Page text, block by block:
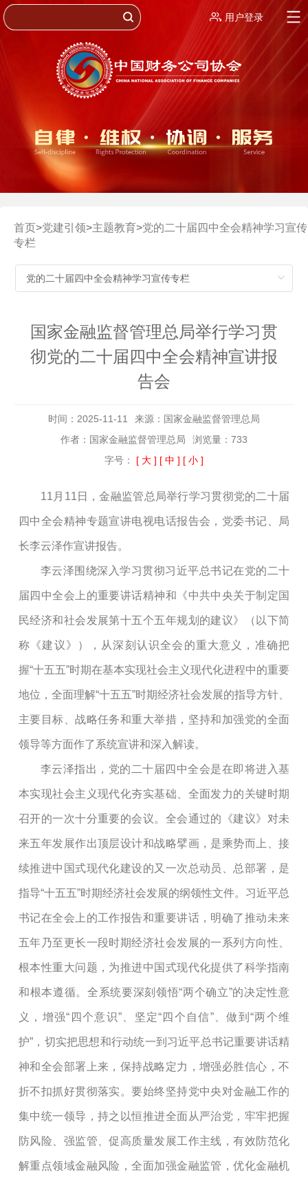
用户登录
首页>党建引领>主题教育>党的二十届四中全会精神学习宣传
专栏
国家金融监督管理总局举行学习贯
彻党的二十届四中全会精神宣讲报
告会
时间：2025-11-11
来源：国家金融监督管理总局
作者：国家金融监督管理总局
浏览量：733
字号： [ 大 ] [ 中 ] [ 小 ]
11月11日 ，金融监管总局举行学习贯彻党的二十届
四中全会精神专题宣讲电视电话报告会，党委书记、局
长李云泽作宣讲报告。
李云泽围绕深入学习贯彻习近平总书记在党的二十
届四中全会上的重要讲话精神和《中共中央关于制定国
民经济和社会发展第十五个五年规划的建议》（以下简
称《建议》），从深刻认识全会的重大意义，准确把
握“十五五”时期在基本实现社会主义现代化进程中的重要
地位，全面理解“十五五”时期经济社会发展的指导方针、
主要目标、战略任务和重大举措，坚持和加强党的全面
领导等方面作了系统宣讲和深入解读。
李云泽指出，党的二十届四中全会是在即将进入基
本实现社会主义现代化夯实基础、全面发力的关键时期
召开的一次十分重要的会议。 全会通过的《建议》 对未
来五年发展作出顶层设计和战略擘画，是乘势而上、接
续推进中国式现代化建设的又一次总动员、总部署，是
指导“十五五”时期经济社会发展的纲领性文件。 习近平总
书记在全会上的工作报告和重要讲话， 明确了推动未来
五年乃至更长一段时期经济社会发展的一系列方向性、
根本性重大问题，为推进中国式现代化提供了科学指南
和根本遵循。全系统要深刻领悟“两个确立”的决定性意
义， 增强“四个意识”、坚定“四个自信”、做到“两个维
护” ，切实把思想和行动统一到习近平总书记重要讲话精
神和全会部署上来，保持战略定力，增强必胜信心，不
折不扣抓好贯彻落实。要始终坚持党中央对金融工作的
集中统一领导 ，持之以恒推进全面从严治党 ， 牢牢把握
防风险、强监管、促高质量发展工作主线，有效防范化
解重点领域金融风险，全面加强金融监管，优化金融机